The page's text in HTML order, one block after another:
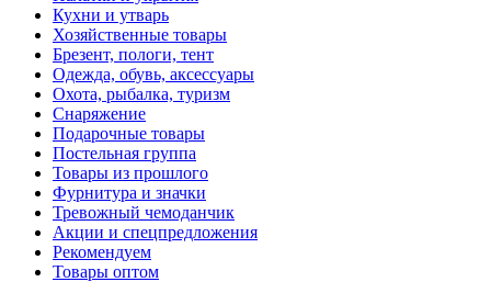
Кухни и утварь
Хозяйственные товары
Брезент, пологи, тент
Одежда, обувь, аксессуары
Охота, рыбалка, туризм
Снаряжение
Подарочные товары
Постельная группа
Товары из прошлого
Фурнитура и значки
Тревожный чемоданчик
Акции и спецпредложения
Рекомендуем
Товары оптом